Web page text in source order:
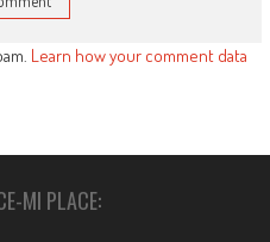
Learn how your comment data
MI PLACE: